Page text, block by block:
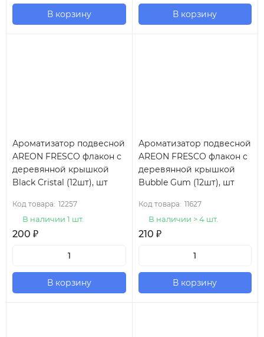
В корзину В корзину
Ароматизатор подвесной
AREON FRESCO флакон с
деревянной крышкой
Black Cristal (12шт), шт
Код товара: 12257
В наличии 1 шт.
200 ₽
В корзину
Ароматизатор подвесной
AREON FRESCO флакон с
деревянной крышкой
Bubble Gum (12шт), шт
Код товара: 11627
В наличии > 4 шт.
210 ₽
В корзину